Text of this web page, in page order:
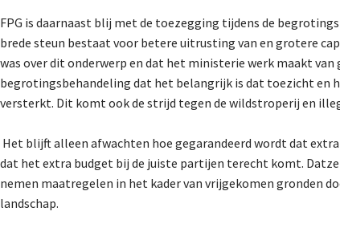
FPG is daarnaast blij met de toezegging tijdens de
brede steun bestaat voor betere uitrusting van en grotere
was over dit onderwerp en dat het ministerie werk maakt van
begrotingsbehandeling dat het belangrijk is dat toezicht en
versterkt. Dit komt ook de strijd tegen de wildstroperij en
Het blijft alleen afwachten hoe gegarandeerd wordt dat
dat het extra budget bij de juiste partijen terecht komt.
nemen maatregelen in het kader van vrijgekomen gronden
landschap.